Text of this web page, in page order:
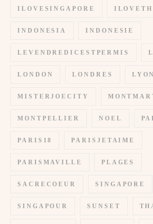
ILOVESINGAPORE
INDONESIA INDONESIE
LEVENDREDICESTPERMIS
LONDON LONDRES LYON
MISTERJOECITY
MONTPELLIER NOEL
PARIS18 PARISJETAIME
PARISMAVILLE PLAGES
SACRECOEUR SINGAPORE
SINGAPOUR SUNSET